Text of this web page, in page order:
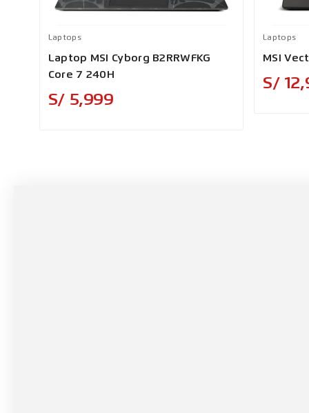
Laptops
Laptop MSI Cyborg B2RRWFKG
Core 7 240H
S/ 5,999
Laptops
MSI
S/